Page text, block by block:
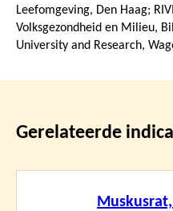
Leefomgeving, Den Haag;
Volksgezondheid en Milieu,
University and Research,
Gerelateerde